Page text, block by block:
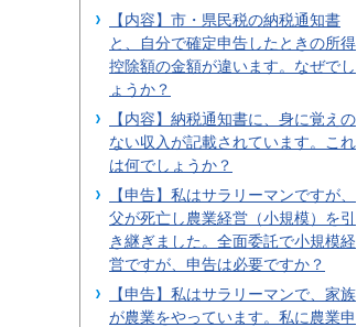
【内容】市・県民税の納税通知書
と、自分で確定申告したときの所得
控除額の金額が違います。なぜでし
ょうか？
【内容】納税通知書に、身に覚えの
ない収入が記載されています。これ
は何でしょうか？
【申告】私はサラリーマンですが、
父が死亡し農業経営（小規模）を引
き継ぎました。全面委託で小規模経
営ですが、申告は必要ですか？
【申告】私はサラリーマンで、家族
が農業をやっています。私に農業申